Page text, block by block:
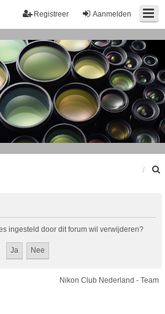
Aanmelden
Registreer
ingesteld door dit forum wil verwijderen?
Nikon Club Nederland - Team